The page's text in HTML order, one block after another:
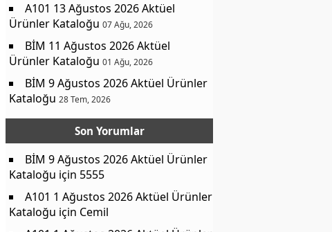
A101 13 Ağustos 2026 Aktüel
Ürünler Kataloğu 07 Ağu, 2026
BİM 11 Ağustos 2026 Aktüel
Ürünler Kataloğu 01 Ağu, 2026
BİM 9 Ağustos 2026 Aktüel Ürünler
Kataloğu 28 Tem, 2026
Son Yorumlar
BİM 9 Ağustos 2026 Aktüel Ürünler
Kataloğu için 5555
A101 1 Ağustos 2026 Aktüel Ürünler
Kataloğu için Cemil